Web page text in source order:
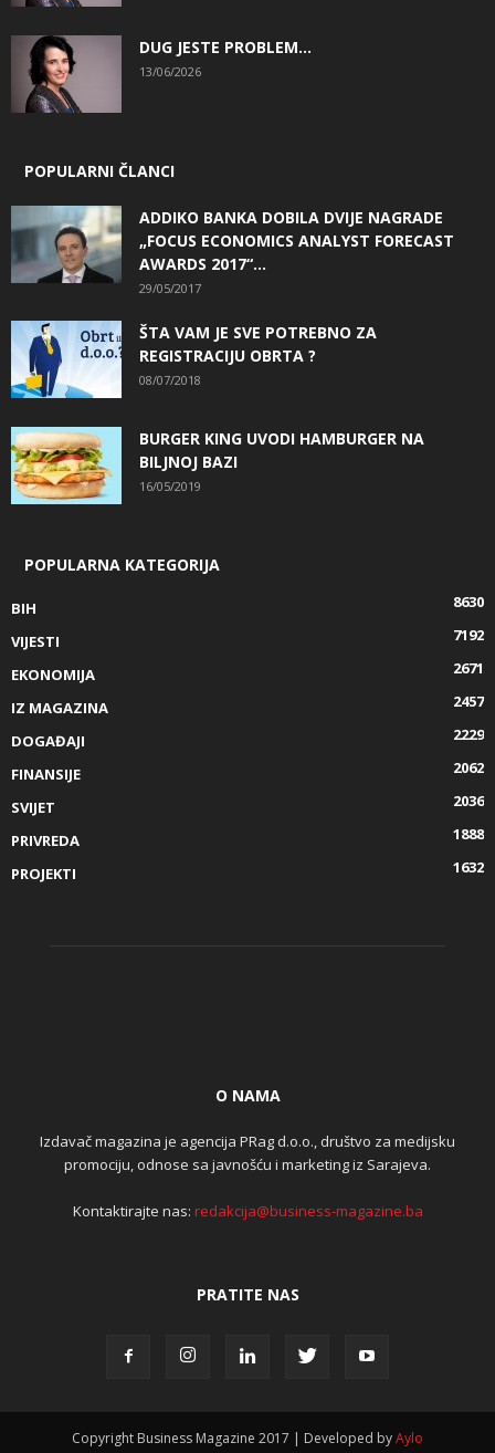
DUG JESTE PROBLEM…
13/06/2026
POPULARNI ČLANCI
ADDIKO BANKA DOBILA DVIJE NAGRADE
„FOCUS ECONOMICS ANALYST FORECAST
AWARDS 2017“...
29/05/2017
ŠTA VAM JE SVE POTREBNO ZA
REGISTRACIJU OBRTA ?
08/07/2018
BURGER KING UVODI HAMBURGER NA
BILJNOJ BAZI
16/05/2019
POPULARNA KATEGORIJA
BIH
8630
VIJESTI
7192
EKONOMIJA
2671
IZ MAGAZINA
2457
DOGAĐAJI
2229
FINANSIJE
2062
SVIJET
2036
PRIVREDA
1888
PROJEKTI
1632
O NAMA
Izdavač magazina je agencija PRag d.o.o., društvo za medijsku
promociju, odnose sa javnošću i marketing iz Sarajeva.
Kontaktirajte nas: redakcija@business-magazine.ba
PRATITE NAS
Copyright Business Magazine 2017 | Developed byAylo